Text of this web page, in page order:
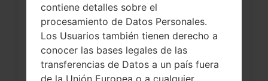
Cómo hacer Reinicio Completo en
LG G3, G4, G5 , G7...
contiene detalles sobre el
procesamiento de Datos Personales.
Los Usuarios también tienen derecho a
conocer las bases legales de las
transferencias de Datos a un país fuera
de la Unión Europea o a cualquier